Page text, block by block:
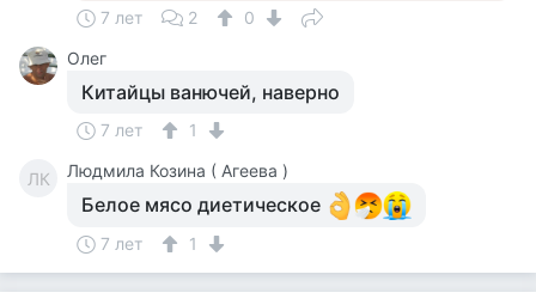
7 лет 2
0
Олег
Китайцы ванючей, наверно
7 лет 1
ЛК Людмила Козина ( Агеева )
Белое мясо диетическое
7 лет 1